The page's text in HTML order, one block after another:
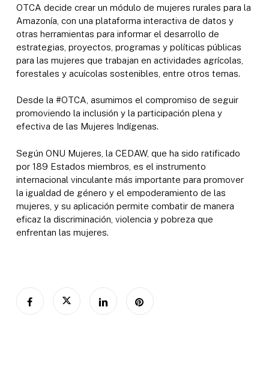
OTCA decide crear un módulo de mujeres rurales para la
Amazonía, con una plataforma interactiva de datos y
otras herramientas para informar el desarrollo de
estrategias, proyectos, programas y políticas públicas
para las mujeres que trabajan en actividades agrícolas,
forestales y acuícolas sostenibles, entre otros temas.
Desde la #OTCA, asumimos el compromiso de seguir
promoviendo la inclusión y la participación plena y
efectiva de las Mujeres Indígenas.
Según ONU Mujeres, la CEDAW, que ha sido ratificado
por 189 Estados miembros, es el instrumento
internacional vinculante más importante para promover
la igualdad de género y el empoderamiento de las
mujeres, y su aplicación permite combatir de manera
eficaz la discriminación, violencia y pobreza que
enfrentan las mujeres.